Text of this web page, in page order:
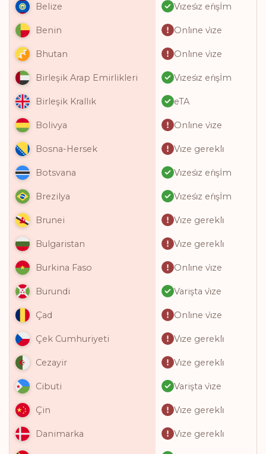
Belize Vi̇zesi̇z eri̇şİm
Benin Onli̇ne vi̇ze
Bhutan Onli̇ne vi̇ze
Birleşik Arap Emirlikleri Vi̇zesi̇z eri̇şİm
Birleşik Krallık eTA
Bolivya Onli̇ne vi̇ze
Bosna-Hersek Vi̇ze gerekli̇
Botsvana Vi̇zesi̇z eri̇şİm
Brezilya Vi̇zesi̇z eri̇şİm
Brunei Vi̇ze gerekli̇
Bulgaristan Vi̇ze gerekli̇
Burkina Faso Onli̇ne vi̇ze
Burundi Varişta vi̇ze
Çad Onli̇ne vi̇ze
Çek Cumhuriyeti Vi̇ze gerekli̇
Cezayir Vi̇ze gerekli̇
Cibuti Varişta vi̇ze
Çin Vi̇ze gerekli̇
Danimarka Vi̇ze gerekli̇